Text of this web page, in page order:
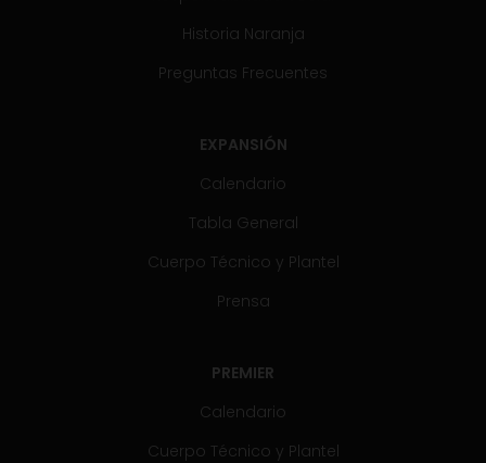
Historia Naranja
Preguntas Frecuentes
EXPANSIÓN
Calendario
Tabla General
Cuerpo Técnico y Plantel
Prensa
PREMIER
Calendario
Cuerpo Técnico y Plantel